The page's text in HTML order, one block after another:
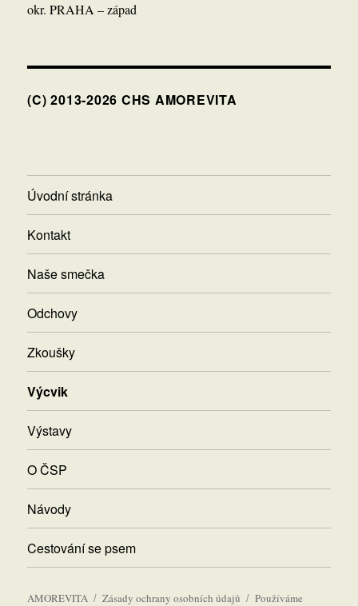
okr. PRAHA – západ
(C) 2013-2026 CHS AMOREVITA
Úvodní stránka
Kontakt
Naše smečka
Odchovy
Zkoušky
Výcvik
Výstavy
O ČSP
Návody
Cestování se psem
AMOREVITA Zásady ochrany osobních údajů Používáme